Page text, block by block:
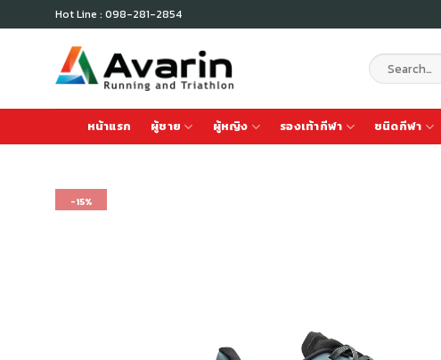
to
Hot Line : 098-281-2854
Search
for:
หน้าแรก ผู้ชาย ผู้หญิง รองเท้ากีฬา ชนิดกีฬา
-15%